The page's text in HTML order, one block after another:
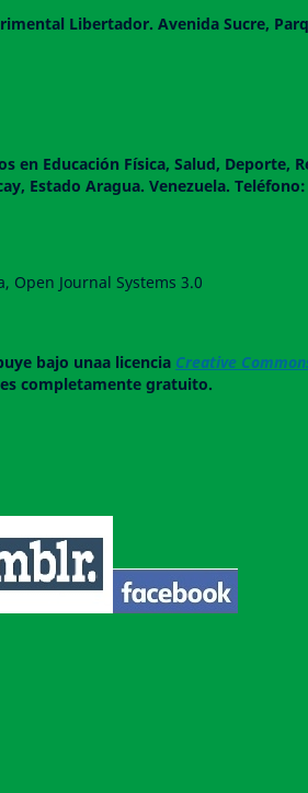
Libertador. Avenida Sucre,
Educación Física, Salud, Deporte,
Estado Aragua.
Open Journal Systems 3.0
bajo unaa licencia Creative
completamente gratuito.